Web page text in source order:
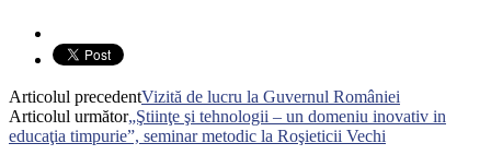
Articolul precedentVizită de lucru la Guvernul României
Articolul următor„Ştiinţe şi tehnologii – un domeniu inovativ in
educaţia timpurie”, seminar metodic la Roşieticii Vechi